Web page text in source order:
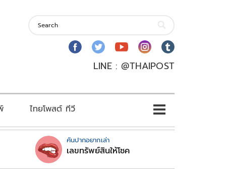
LINE : @THAIPOST
ไทยโพสต์ ทีวี
คันปากอยากเล่า
เลขทรัพย์สินให้โชค